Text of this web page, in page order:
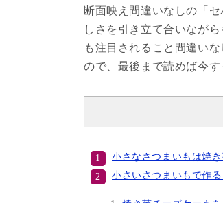
断面映え間違いなしの「
しさを引き立て合いなが
も注目されること間違い
ので、最後まで読めば今す
小さなさつまいもは焼
小さいさつまいもで作